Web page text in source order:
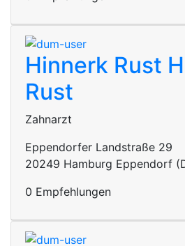
Hinnerk Rust
Rust
Zahnarzt
Eppendorfer Landstraße 29
20249 Hamburg Eppendorf
0 Empfehlungen